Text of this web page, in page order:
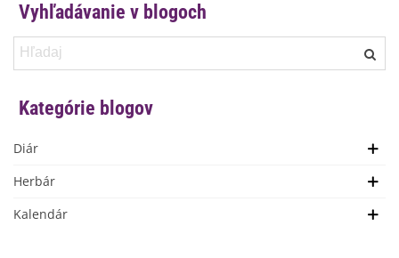
Vyhľadávanie v blogoch
Kategórie blogov
Diár
Herbár
Kalendár